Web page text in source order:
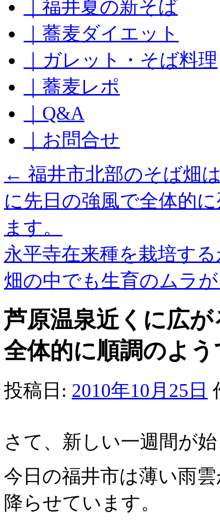
プ
｜福井夏の新そば
｜蕎麦ダイエット
｜ガレット・そば料理
｜蕎麦レポ
｜Q&A
｜お問合せ
← 福井市北部のそば畑
に先日の強風で全体的
ます。
永平寺在来種を栽培す
畑の中でも生育のムラ
芦原温泉近くに広
全体的に順調のよう
投稿日: 2010年10月25日
さて、新しい一週間が
今日の福井市は薄い雨
降らせています。